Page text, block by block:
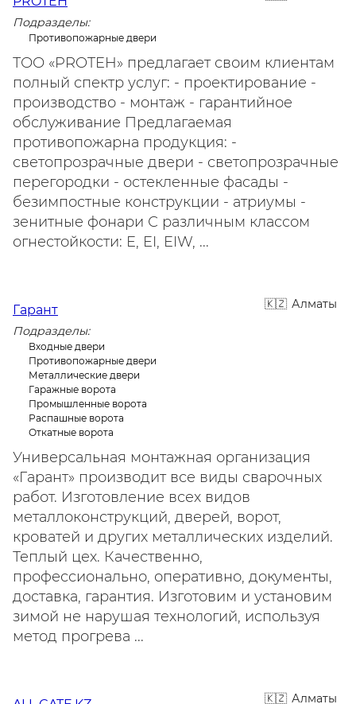
Подразделы:
Противопожарные двери
ТОО «PROTEH» предлагает своим клиентам
полный спектр услуг: - проектирование -
производство - монтаж - гарантийное
обслуживание Предлагаемая
противопожарна продукция: -
светопрозрачные двери - светопрозрачные
перегородки - остекленные фасады -
безимпостные конструкции - атриумы -
зенитные фонари С различным классом
огнестойкости: E, EI, EIW, ...
Алматы
Гарант
Подразделы:
Входные двери
Противопожарные двери
Металлические двери
Гаражные ворота
Промышленные ворота
Распашные ворота
Откатные ворота
Универсальная монтажная организация
«Гарант» производит все виды сварочных
работ. Изготовление всех видов
металлоконструкций, дверей, ворот,
кроватей и других металлических изделий.
Теплый цех. Качественно,
профессионально, оперативно, документы,
доставка, гарантия. Изготовим и установим
зимой не нарушая технологий, используя
метод прогрева ...
Алматы